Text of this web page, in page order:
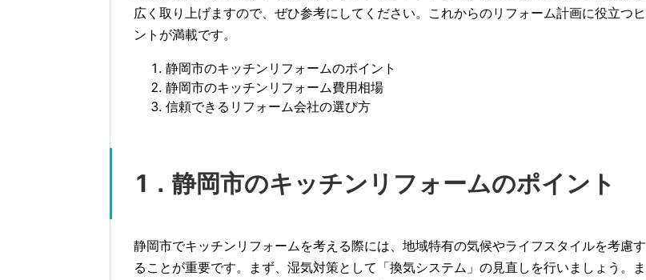
広く取り上げますので、ぜひ参考にしてください。これからのリフォーム計画に役立つヒ
ントが満載です。
静岡市のキッチンリフォームのポイント
静岡市のキッチンリフォーム費用相場
信頼できるリフォーム会社の選び方
1．静岡市のキッチンリフォームのポイント
静岡市でキッチンリフォームを考える際には、地域特有の気候やライフスタイルを考慮す
ることが重要です。まず、湿気対策として「換気システム」の見直しを行いましょう。ま